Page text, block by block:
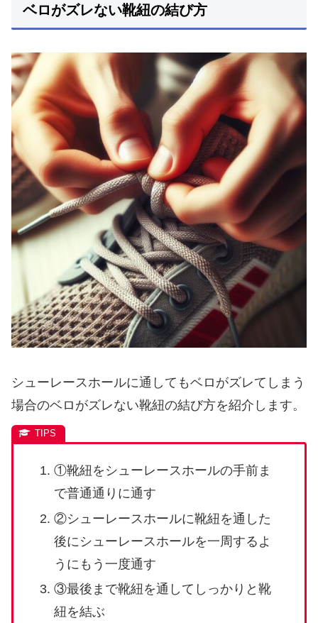
ベロがズレない靴紐の結び方
シューレースホールに通してもベロがズレてしまう
場合のベロがズレない靴紐の結び方を紹介します。
①靴紐をシューレースホールの手前ま
で普通通りに通す
②シューレースホールに靴紐を通した
後にシューレースホールを一周するよ
うにもう一度通す
③最後まで靴紐を通してしっかりと靴
紐を結ぶ